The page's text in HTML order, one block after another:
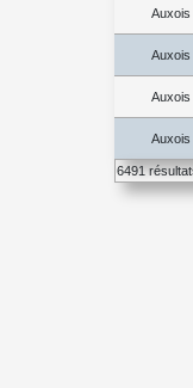
Auxois
Auxois
Auxois
Auxois
6491